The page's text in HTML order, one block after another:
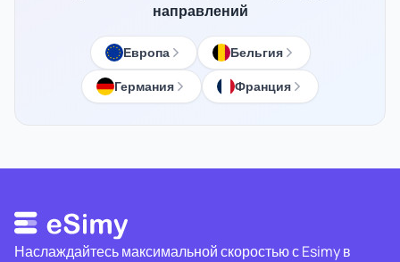
направлений
Европа
Бельгия
Германия
Франция
Наслаждайтесь максимальной скоростью с Esimy в